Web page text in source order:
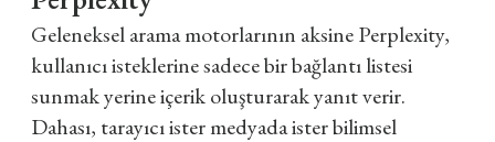
Geleneksel arama motorlarının aksine Perplexity,
kullanıcı isteklerine sadece bir bağlantı listesi
sunmak yerine içerik oluşturarak yanıt verir.
Dahası, tarayıcı ister medyada ister bilimsel